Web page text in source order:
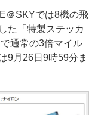
＠SKYでは8機の飛
た「特製ステッカ
通常の3倍マイル
9月26日9時59分ま